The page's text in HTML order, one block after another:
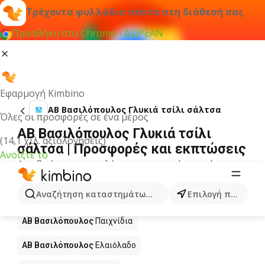
Τρέχοντα φυλλάδια πάντα στη διάθεσή σας
Προσθήκη στο Chrome - ΔΩΡΕΑΝ
Εφαρμογή Kimbino
Όλες οι προσφορές σε ένα μέρος
(14,1 χιλ. αξιολογήσεις)
Ανοίξτε το
Αναζήτηση καταστημάτων, κατηγοριών, προϊόντων...
Επιλογή πόλης
ΑΒ Βασιλόπουλος Γλυκιά τσίλι σάλτσα
ΑΒ Βασιλόπουλος Γλυκιά τσίλι
σάλτσα | Προσφορές και εκπτώσεις
Δεν βρήκαμε αποτελέσματα για αυτόν τον όρο.
Άλλα προϊόντα στα καταστήματα ΑΒ
Βασιλόπουλος
ΑΒ Βασιλόπουλος Παιχνίδια
ΑΒ Βασιλόπουλος Ελαιόλαδο